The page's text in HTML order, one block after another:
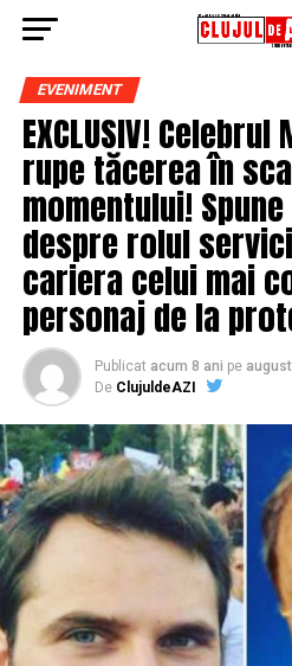
EVENIMENT
EXCLUSIV!
rupe tăcerea în
momentului!
despre rolul
cariera celui mai
personaj de la
Publicat acum 8 ani pe
De ClujuldeAZI